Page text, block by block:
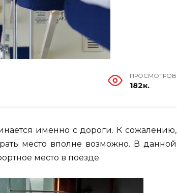
ПРОСМОТРОВ
182к.
именно с дороги. К сожалению,
место вполне возможно. В данной
место в поезде.